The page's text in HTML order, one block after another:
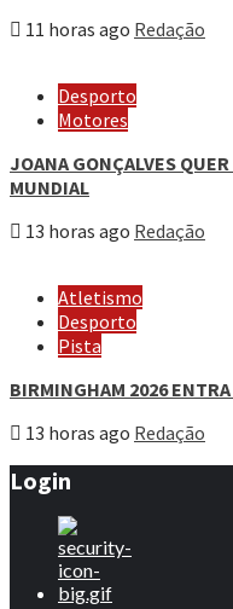
11 horas ago Redação
Desporto
Motores
JOANA GONÇALVES
MUNDIAL
13 horas ago Redação
Atletismo
Desporto
Pista
BIRMINGHAM 2026
13 horas ago Redação
Login